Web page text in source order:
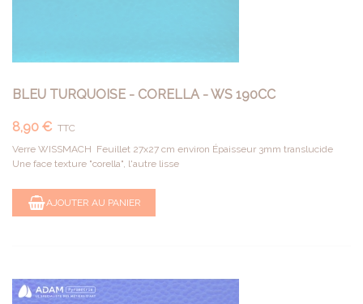
BLEU TURQUOISE - CORELLA - WS 190CC
8,90 € TTC
Verre WISSMACH Feuillet 27x27 cm environ Épaisseur 3mm translucide
Une face texture "corella", l'autre lisse
AJOUTER AU PANIER